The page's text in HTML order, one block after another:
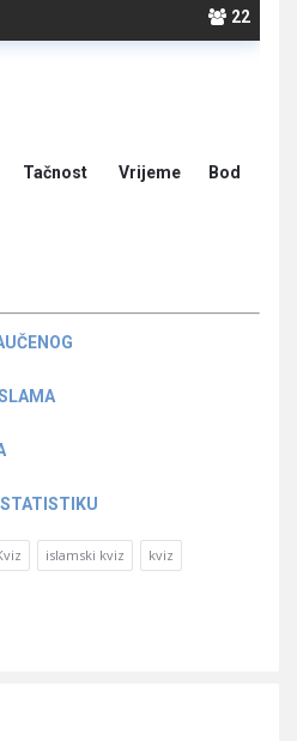
22
Tačnost Vrijeme Bod
islamski kviz kviz